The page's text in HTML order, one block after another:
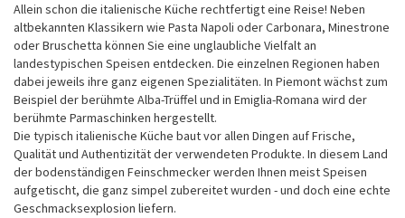
Allein schon die italienische Küche rechtfertigt eine Reise! Neben
altbekannten Klassikern wie Pasta Napoli oder Carbonara, Minestrone
oder Bruschetta können Sie eine unglaubliche Vielfalt an
landestypischen Speisen entdecken. Die einzelnen Regionen haben
dabei jeweils ihre ganz eigenen Spezialitäten. In Piemont wächst zum
Beispiel der berühmte Alba-Trüffel und in Emiglia-Romana wird der
berühmte Parmaschinken hergestellt.
Die typisch italienische Küche baut vor allen Dingen auf Frische,
Qualität und Authentizität der verwendeten Produkte. In diesem Land
der bodenständigen Feinschmecker werden Ihnen meist Speisen
aufgetischt, die ganz simpel zubereitet wurden - und doch eine echte
Geschmacksexplosion liefern.